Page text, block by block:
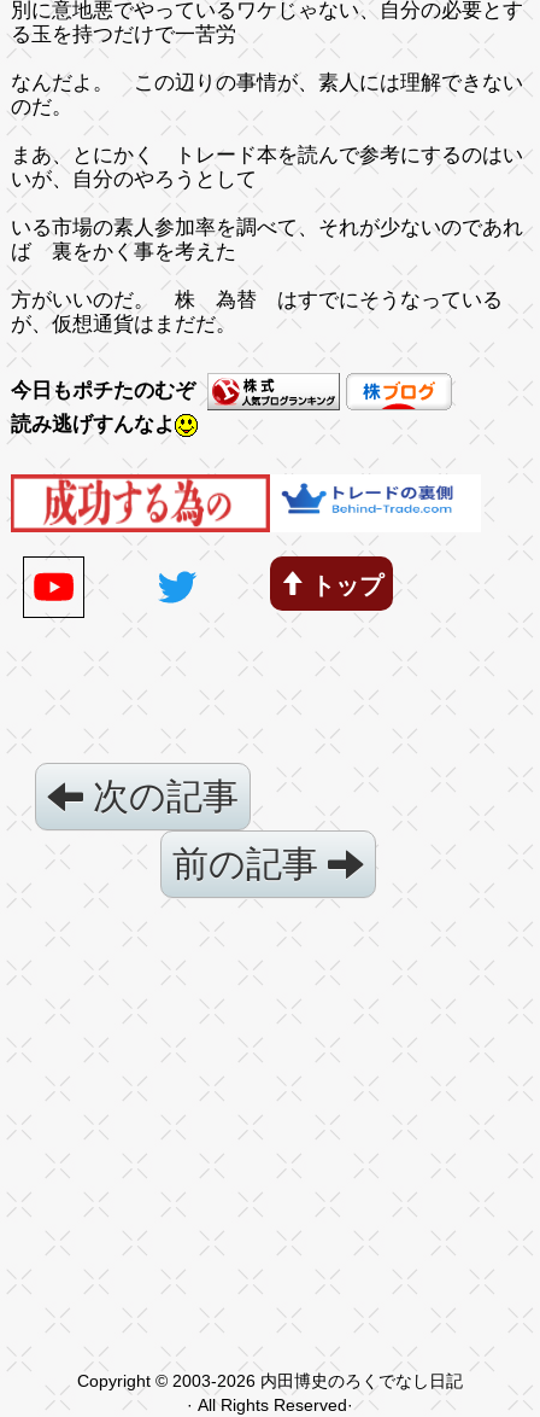
別に意地悪でやっているワケじゃない、自分の必要とす
る玉を持つだけで一苦労
なんだよ。 この辺りの事情が、素人には理解できない
のだ。
まあ、とにかく トレード本を読んで参考にするのはい
いが、自分のやろうとして
いる市場の素人参加率を調べて、それが少ないのであれ
ば 裏をかく事を考えた
方がいいのだ。 株 為替 はすでにそうなっている
が、仮想通貨はまだだ。
今日もポチたのむぞ
読み逃げすんなよ
トップ
次の記事
前の記事
Copyright © 2003-2026 内田博史のろくでなし日記
· All Rights Reserved·